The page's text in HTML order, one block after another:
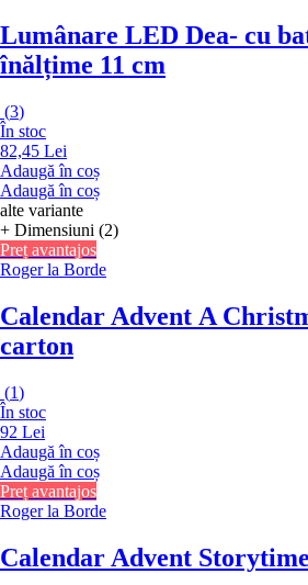
Lumânare LED Dea- cu
înălțime 11 cm
(3)
În stoc
82,45 Lei
Adaugă în coș
Adaugă în coș
alte variante
+ Dimensiuni (2)
Preț avantajos
Roger la Borde
Calendar Advent A
carton
(1)
În stoc
92 Lei
Adaugă în coș
Adaugă în coș
Preț avantajos
Roger la Borde
Calendar Advent Storytime